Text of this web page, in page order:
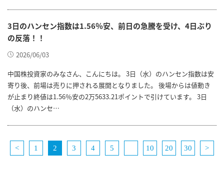
3日のハンセン指数は1.56％安、前日の急騰を受け、4日ぶり
の反落！！
2026/06/03
中国株投資家のみなさん、こんにちは。 3日（水）のハンセン指数は安
寄り後、前場は売りに押される展開となりました。 後場からは値動き
が止まり終値は1.56％安の2万5633.21ポイントで引けています。 3日
（水）のハンセ…
< 1 2 3 4 5 10 20 30 >